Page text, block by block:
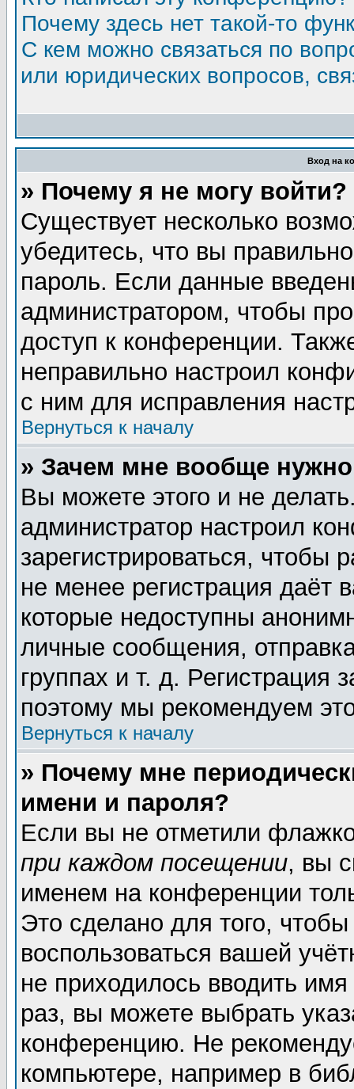
Почему здесь нет такой-то
С кем можно связаться по
или юридических вопросов,
Вход на
» Почему я не могу войти?
Существует несколько
убедитесь, что вы
пароль. Если данные
администратором, чтобы
доступ к конференции.
неправильно настроил
с ним для исправления
Вернуться к началу
» Зачем мне вообще нужно
Вы можете этого и не
администратор настроил
зарегистрироваться,
не менее регистрация даёт
которые недоступны
личные сообщения,
группах и т. д. Регистрация
поэтому мы рекомендуем
Вернуться к началу
» Почему мне
имени и пароля?
Если вы не отметили
при каждом посещении, вы
именем на конференции
Это сделано для того, чтобы
воспользоваться вашей
не приходилось вводить
раз, вы можете выбрать
конференцию. Не
компьютере, например в